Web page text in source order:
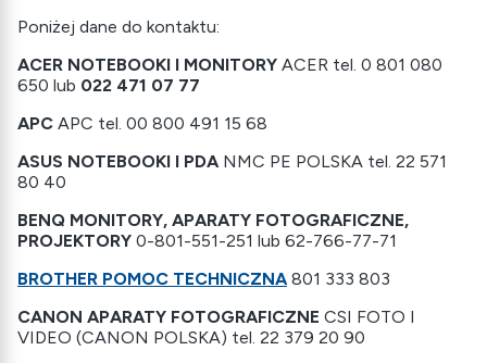
Poniżej dane do kontaktu:
ACER NOTEBOOKI I MONITORY ACER tel. 0 801 080
650 lub 022 471 07 77
APC APC tel. 00 800 491 15 68
ASUS NOTEBOOKI I PDA NMC PE POLSKA tel. 22 571
80 40
BENQ MONITORY, APARATY FOTOGRAFICZNE,
PROJEKTORY 0-801-551-251 lub 62-766-77-71
BROTHER POMOC TECHNICZNA 801 333 803
CANON APARATY FOTOGRAFICZNE CSI FOTO I
VIDEO (CANON POLSKA) tel. 22 379 20 90